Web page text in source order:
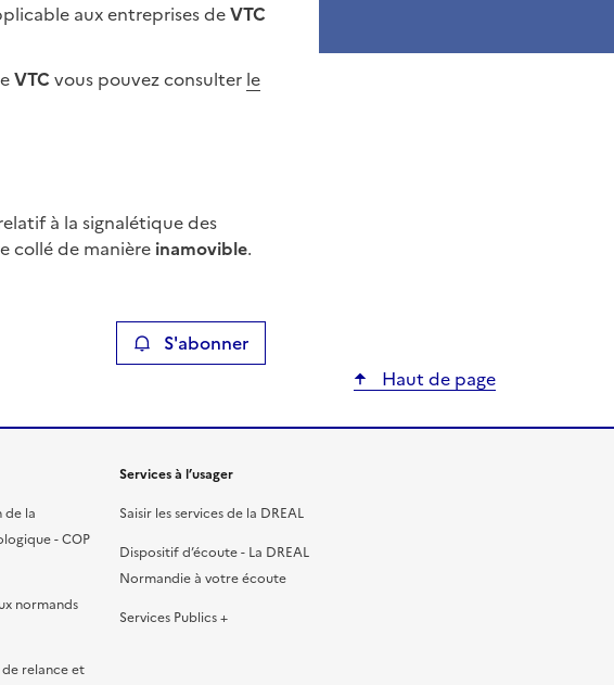
aux entreprises deVTC
VTC vous pouvez consulter le
à la signalétique des
collé de manière inamovible.
le presse-papier S'abonner
Haut de page
de la
- COP
normands
relance et
Services à l’usager
Saisir les services de la DREAL
Dispositif d’écoute - La DREAL
Normandie à votre écoute
Services Publics +